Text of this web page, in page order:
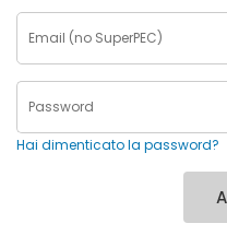
Hai dimenticato la password?